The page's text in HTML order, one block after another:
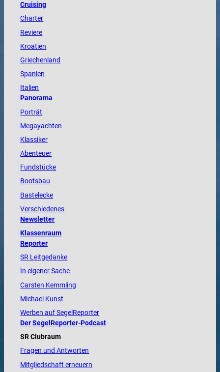
Cruising
Charter
Reviere
Kroatien
Griechenland
Spanien
Italien
Panorama
Porträt
Megayachten
Klassiker
Abenteuer
Fundstücke
Bootsbau
Bastelecke
Verschiedenes
Newsletter
Klassenraum
Reporter
SR Leitgedanke
In eigener Sache
Carsten Kemmling
Michael Kunst
Werben auf SegelReporter
Der SegelReporter-Podcast
SR Clubraum
Fragen und Antworten
Mitgliedschaft erneuern